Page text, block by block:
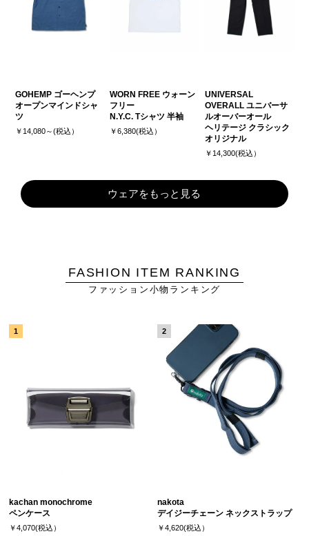
GOHEMP ゴーヘンプ
オープンマインドシャ
ツ
￥14,080～(税込）
WORN FREE ウォーン
フリー
N.Y.C. Tシャツ 半袖
￥6,380(税込）
UNIVERSAL
OVERALL ユニバーサ
ルオーバーオール
ヘリテージ クラシック
オリジナル
￥14,300(税込）
ウェアをもっと見る
FASHION ITEM RANKING
ファッション小物ランキング
kachan monochrome
ペンケース
￥4,070(税込）
nakota
デイジーチェーン ネックストラップ
￥4,620(税込）